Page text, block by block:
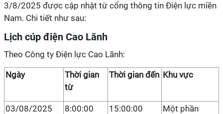
3/8/2025 được cập nhật từ cổng thông tin Điện lực miền
Nam. Chi tiết như sau:
Lịch cúp điện Cao Lãnh
Theo Công ty Điện lực Cao Lãnh:
Ngày
Thời gian
từ
Thời gian đến Khu vực
03/08/2025 8:00:00 15:00:00
Một phần